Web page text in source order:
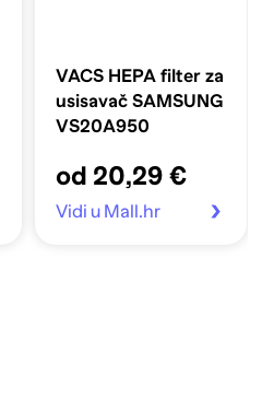
VACS HEPA filter za
usisavač SAMSUNG
VS20A950
od 20,29 €
Vidi u Mall.hr